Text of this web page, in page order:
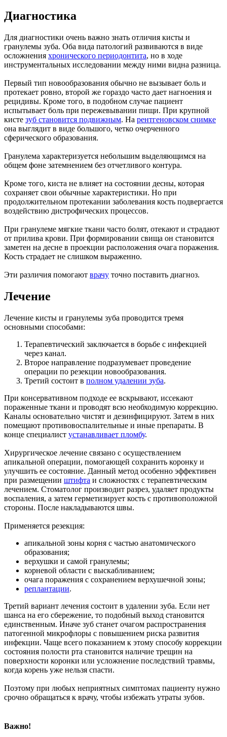
Диагностика
Для диагностики очень важно знать отличия кисты и
гранулемы зуба. Оба вида патологий развиваются в виде
осложнения хронического периодонтита, но в ходе
инструментальных исследовании между ними видна разница.
Первый тип новообразования обычно не вызывает боль и
протекает ровно, второй же гораздо часто дает нагноения и
рецидивы. Кроме того, в подобном случае пациент
испытывает боль при пережевывании пищи. При крупной
кисте зуб становится подвижным. На рентгеновском снимке
она выглядит в виде большого, четко очерченного
сферического образования.
Гранулема характеризуется небольшим выделяющимся на
общем фоне затемнением без отчетливого контура.
Кроме того, киста не влияет на состоянии десны, которая
сохраняет свои обычные характеристики. Но при
продолжительном протекании заболевания кость подвергается
воздействию дистрофических процессов.
При гранулеме мягкие ткани часто болят, отекают и страдают
от прилива крови. При формировании свища он становится
заметен на десне в проекции расположения очага поражения.
Кость страдает не слишком выраженно.
Эти различия помогают врачу точно поставить диагноз.
Лечение
Лечение кисты и гранулемы зуба проводится тремя
основными способами:
Терапевтический заключается в борьбе с инфекцией
через канал.
Второе направление подразумевает проведение
операции по резекции новообразования.
Третий состоит в полном удалении зуба.
При консервативном подходе ее вскрывают, иссекают
пораженные ткани и проводят всю необходимую коррекцию.
Каналы основательно чистят и дезинфицируют. Затем в них
помещают противовоспалительные и иные препараты. В
конце специалист устанавливает пломбу.
Хирургическое лечение связано с осуществлением
апикальной операции, помогающей сохранить коронку и
улучшить ее состояние. Данный метод особенно эффективен
при размещении штифта и сложностях с терапевтическим
лечением. Стоматолог производит разрез, удаляет продукты
воспаления, а затем герметизирует кость с противоположной
стороны. После накладываются швы.
Применяется резекция:
апикальной зоны корня с частью анатомического
образования;
верхушки и самой гранулемы;
корневой области с выскабливанием;
очага поражения с сохранением верхушечной зоны;
реплантации.
Третий вариант лечения состоит в удалении зуба. Если нет
шанса на его сбережение, то подобный выход становится
единственным. Иначе зуб станет очагом распространения
патогенной микрофлоры с повышением риска развития
инфекции. Чаще всего показанием к этому способу коррекции
состояния полости рта становится наличие трещин на
поверхности коронки или усложнение последствий травмы,
когда корень уже нельзя спасти.
Поэтому при любых неприятных симптомах пациенту нужно
срочно обращаться к врачу, чтобы избежать утраты зубов.
Важно!